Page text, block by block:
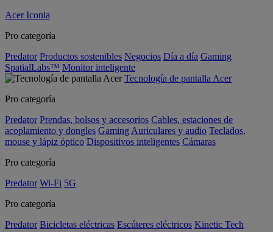
Acer Iconia
Pro categoría
Predator Productos sostenibles Negocios Día a día Gaming
SpatialLabs™ Monitor inteligente
Tecnología de pantalla Acer
Pro categoría
Predator Prendas, bolsos y accesorios Cables, estaciones de
acoplamiento y dongles Gaming Auriculares y audio Teclados,
mouse y lápiz óptico Dispositivos inteligentes Cámaras
Pro categoría
Predator Wi-Fi 5G
Pro categoría
Predator Bicicletas eléctricas Escúteres eléctricos Kinetic Tech